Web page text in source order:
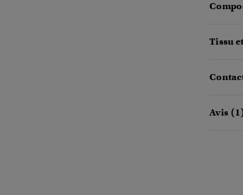
Tissu
Avis